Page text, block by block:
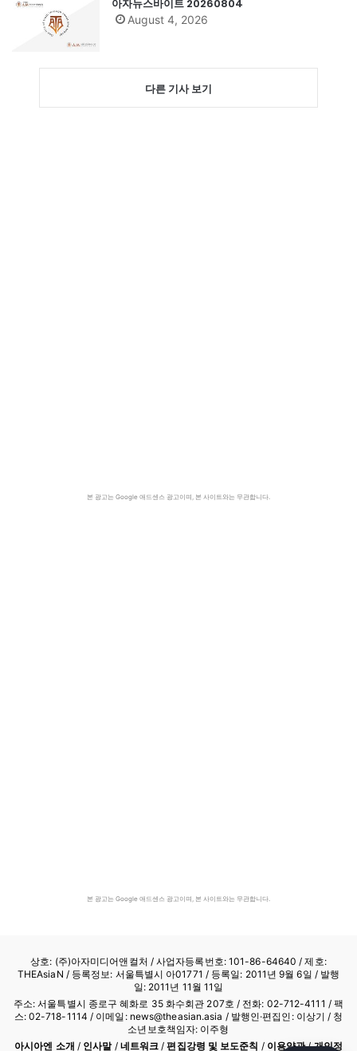
아자뉴스바이트 20260804
August 4, 2026
다른 기사 보기
본 광고는 Google 애드센스 광고이며, 본 사이트와는 무관합니다.
본 광고는 Google 애드센스 광고이며, 본 사이트와는 무관합니다.
상호: (주)아자미디어앤컬처 /사업자등록번호: 101-86-64640 / 제호:
THEAsiaN / 등록정보: 서울특별시 아01771 / 등록일: 2011년 9월 6일 / 발행
일: 2011년 11월 11일
주소: 서울특별시 종로구 혜화로 35 화수회관 207호 / 전화: 02-712-4111 / 팩
스: 02-718-1114 / 이메일: news@theasian.asia / 발행인·편집인: 이상기 / 청
소년보호책임자: 이주형
아시아엔 소개 / 인사말/ 네트워크 /편집강령 및 보도준칙 / 이용약관/개인정